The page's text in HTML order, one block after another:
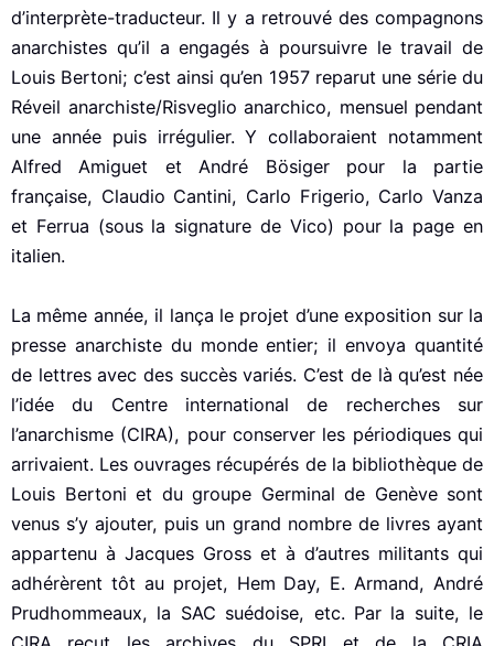
d’interprète-traducteur. Il y a retrouvé des compagnons
anarchistes qu’il a engagés à poursuivre le travail de
Louis Bertoni; c’est ainsi qu’en 1957 reparut une série du
Réveil anarchiste/Risveglio anarchico, mensuel pendant
une année puis irrégulier. Y collaboraient notamment
Alfred Amiguet et André Bösiger pour la partie
française, Claudio Cantini, Carlo Frigerio, Carlo Vanza
et Ferrua (sous la signature de Vico) pour la page en
italien.
La même année, il lança le projet d’une exposition sur la
presse anarchiste du monde entier; il envoya quantité
de lettres avec des succès variés. C’est de là qu’est née
l’idée du Centre international de recherches sur
l’anarchisme (CIRA), pour conserver les périodiques qui
arrivaient. Les ouvrages récupérés de la bibliothèque de
Louis Bertoni et du groupe Germinal de Genève sont
venus s’y ajouter, puis un grand nombre de livres ayant
appartenu à Jacques Gross et à d’autres militants qui
adhérèrent tôt au projet, Hem Day, E. Armand, André
Prudhommeaux, la SAC suédoise, etc. Par la suite, le